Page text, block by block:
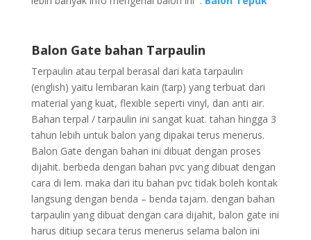
Balon Gate bahan Tarpaulin
Terpaulin atau terpal berasal dari kata tarpaulin
(english) yaitu lembaran kain (tarp) yang terbuat dari
material yang kuat, flexible seperti vinyl, dan anti air.
Bahan terpal / tarpaulin ini sangat kuat. tahan hingga 3
tahun lebih untuk balon yang dipakai terus menerus.
Balon Gate dengan bahan ini dibuat dengan proses
dijahit. berbeda dengan bahan pvc yang dibuat dengan
cara di lem. maka dari itu bahan pvc tidak boleh kontak
langsung dengan benda – benda tajam. dengan bahan
tarpaulin yang dibuat dengan cara dijahit, balon gate ini
harus ditiup secara terus menerus selama balon ini